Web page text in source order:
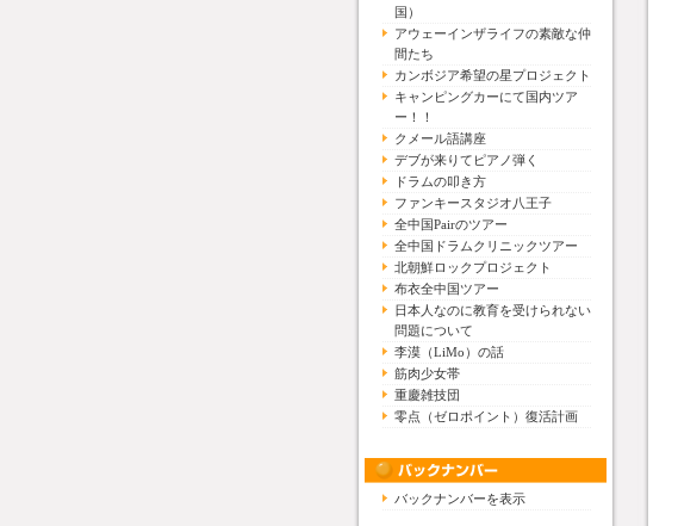
国）
アウェーインザライフの素敵な仲
間たち
カンボジア希望の星プロジェクト
キャンピングカーにて国内ツア
ー！！
クメール語講座
デブが来りてピアノ弾く
ドラムの叩き方
ファンキースタジオ八王子
全中国Pairのツアー
全中国ドラムクリニックツアー
北朝鮮ロックプロジェクト
布衣全中国ツアー
日本人なのに教育を受けられない
問題について
李漠（LiMo）の話
筋肉少女帯
重慶雑技団
零点（ゼロポイント）復活計画
バックナンバーを表示